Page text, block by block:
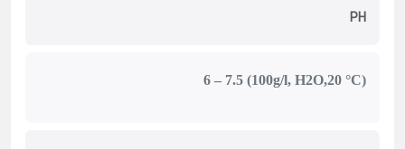
PH
6 – 7.5 (100g/l, H2O,20 °C)